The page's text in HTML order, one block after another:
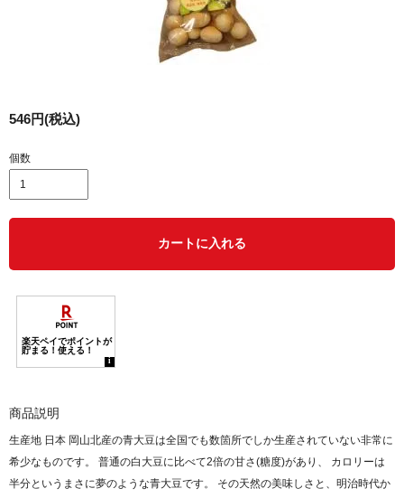
546円(税込)
個数
カートに入れる
商品説明
生産地 日本 岡山北産の青大豆は全国でも数箇所でしか生産されていない非常に
希少なものです。 普通の白大豆に比べて2倍の甘さ(糖度)があり、 カロリーは
半分というまさに夢のような青大豆です。 その天然の美味しさと、明治時代か